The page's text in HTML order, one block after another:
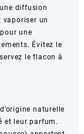
diffusion
vaporiser un
une
Évitez le
le flacon à
naturelle
et leur parfum.